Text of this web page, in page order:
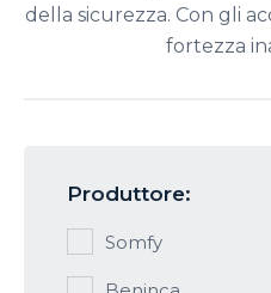
della sicurezza. Con gli
fortezza
Produttore:
Somfy